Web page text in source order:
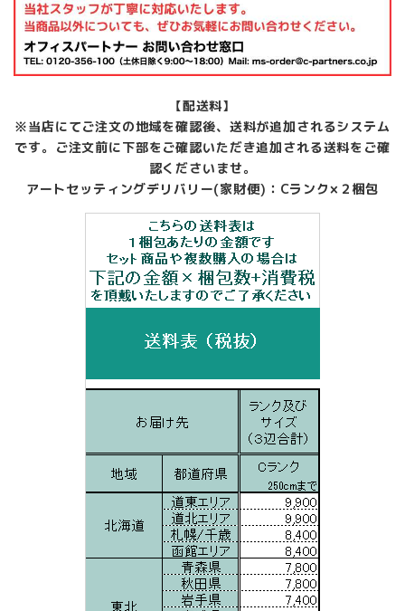
【配送料】
※当店にてご注文の地域を確認後、送料が追加されるシステム
です。ご注文前に下部をご確認いただき追加される送料をご確
認くださいませ。
アートセッティングデリバリー(家財便)：Cランク×２梱包